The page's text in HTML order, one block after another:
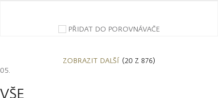
PŘIDAT DO POROVNÁVAČE
ZOBRAZIT DALŠÍ (20 Z 876)
VŠE